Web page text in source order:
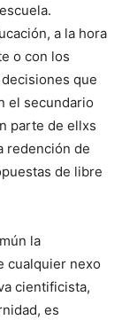
a la hora
o con los
que
el secundario
parte de ellxs
redención de
de libre
la
cualquier nexo
cientificista,
es